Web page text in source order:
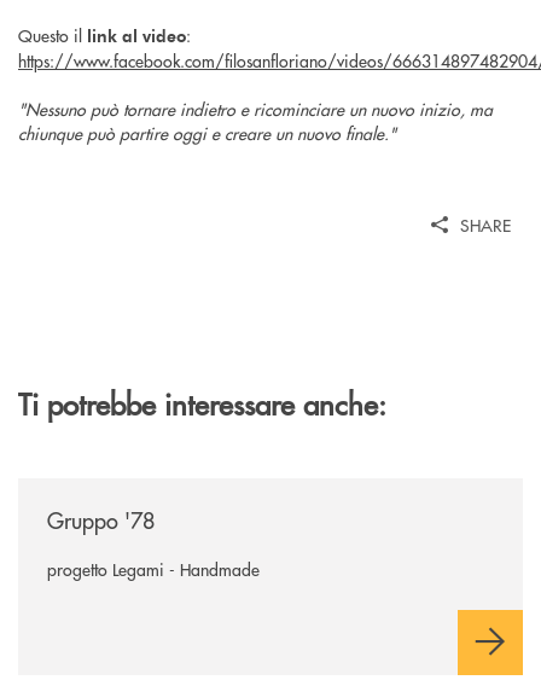
Questo il link al video:
https://www.facebook.com/filosanfloriano/videos/
"Nessuno può tornare indietro e ricominciare un nuovo inizio, ma
chiunque può partire oggi e creare un nuovo finale."
SHARE
Ti potrebbe interessare anche:
Gruppo '78
progetto Legami - Handmade